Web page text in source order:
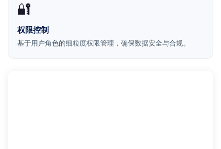
🔐
权限控制
基于用户角色的细粒度权限管理，确保数据安全与合规。